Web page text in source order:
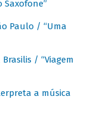
Saxofone”
Paulo / “Uma
Brasilis / “Viagem
a música